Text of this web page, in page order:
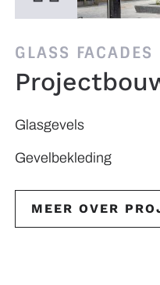
GLASS FACADES
Glasgevels
Gevelbekleding
MEER OVER